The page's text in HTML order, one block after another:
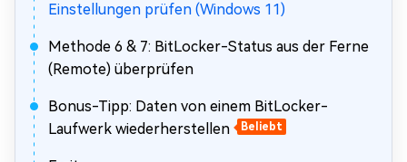
Einstellungen prüfen (Windows 11)
Methode 6 & 7: BitLocker-Status aus der Ferne
(Remote) überprüfen
Bonus-Tipp: Daten von einem BitLocker-
Laufwerk wiederherstellen
Beliebt